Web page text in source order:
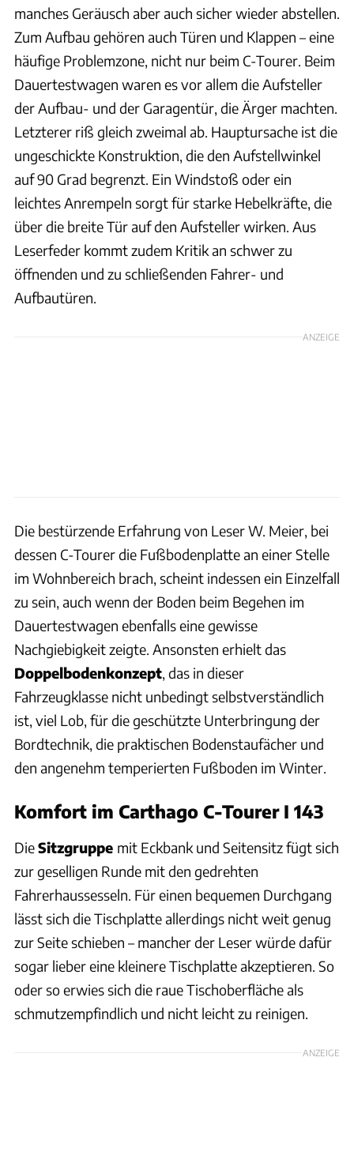
manches Geräusch aber auch sicher wieder abstellen.
Zum Aufbau gehören auch Türen und Klappen – eine
häufige Problemzone, nicht nur beim C-Tourer. Beim
Dauertestwagen waren es vor allem die Aufsteller
der Aufbau- und der Garagentür, die Ärger machten.
Letzterer riß gleich zweimal ab. Hauptursache ist die
ungeschickte Konstruktion, die den Aufstellwinkel
auf 90 Grad begrenzt. Ein Windstoß oder ein
leichtes Anrempeln sorgt für starke Hebelkräfte, die
über die breite Tür auf den Aufsteller wirken. Aus
Leserfeder kommt zudem Kritik an schwer zu
öffnenden und zu schließenden Fahrer- und
Aufbautüren.
ANZEIGE
Die bestürzende Erfahrung von Leser W. Meier, bei
dessen C-Tourer die Fußbodenplatte an einer Stelle
im Wohnbereich brach, scheint indessen ein Einzelfall
zu sein, auch wenn der Boden beim Begehen im
Dauertestwagen ebenfalls eine gewisse
Nachgiebigkeit zeigte. Ansonsten erhielt das
Doppelbodenkonzept, das in dieser
Fahrzeugklasse nicht unbedingt selbstverständlich
ist, viel Lob, für die geschützte Unterbringung der
Bordtechnik, die praktischen Bodenstaufächer und
den angenehm temperierten Fußboden im Winter.
Komfort im Carthago C-Tourer I 143
DieSitzgruppe mit Eckbank und Seitensitz fügt sich
zur geselligen Runde mit den gedrehten
Fahrerhaussesseln. Für einen bequemen Durchgang
lässt sich die Tischplatte allerdings nicht weit genug
zur Seite schieben – mancher der Leser würde dafür
sogar lieber eine kleinere Tischplatte akzeptieren. So
oder so erwies sich die raue Tischoberfläche als
schmutzempfindlich und nicht leicht zu reinigen.
ANZEIGE